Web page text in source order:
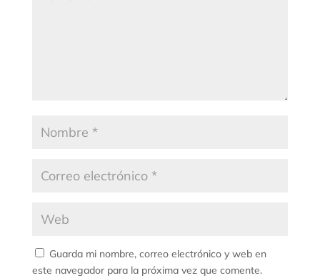
Guarda mi nombre, correo electrónico y web en
este navegador para la próxima vez que comente.